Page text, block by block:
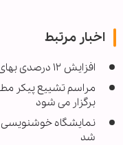
اخبار مرتبط
افزایش ۱۲ درصدی بهای نفت پس از حمله هوایی اسرائیل به ایران
مراسم تشییع پیکر
برگزار می شود
نمایشگاه خوشنویسی
شد